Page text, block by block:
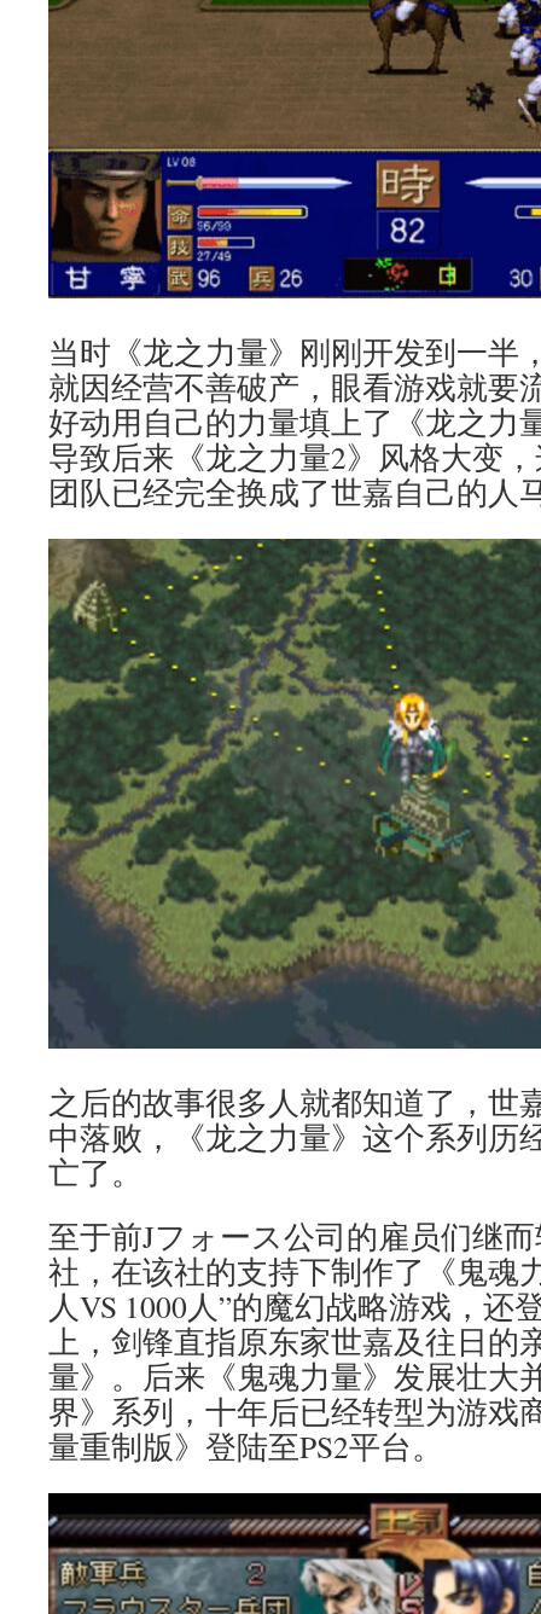
当时《龙之力量》刚刚开发到一半
就因经营不善破产，眼看游戏就要
好动用自己的力量填上了《龙之力
导致后来《龙之力量2》风格大变
团队已经完全换成了世嘉自己的人
之后的故事很多人就都知道了，世
中落败，《龙之力量》这个系列历
亡了。
至于前Jフォース公司的雇员们继而
社，在该社的支持下制作了《鬼魂
人VS 1000人”的魔幻战略游戏，还
上，剑锋直指原东家世嘉及往日的
量》。后来《鬼魂力量》发展壮大
界》系列，十年后已经转型为游戏
量重制版》登陆至PS2平台。